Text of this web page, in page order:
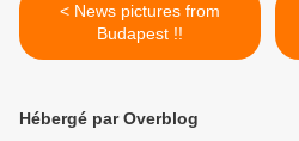
< News pictures from
Budapest !!
Hébergé par Overblog